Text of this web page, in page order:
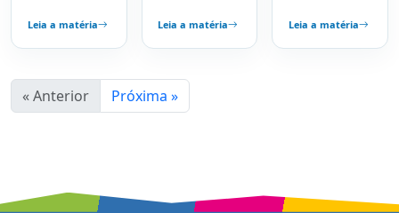
Leia a matéria Leia a matéria Leia a matéria
« Anterior Próxima »